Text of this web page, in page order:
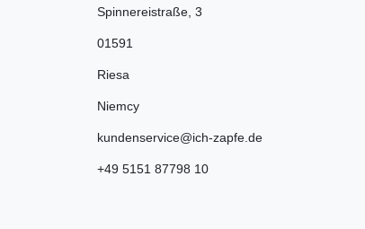
Spinnereistraße 3
01591
Riesa
Niemcy
kundenservice@ich-zapfe.de
+49 5151 87798 10